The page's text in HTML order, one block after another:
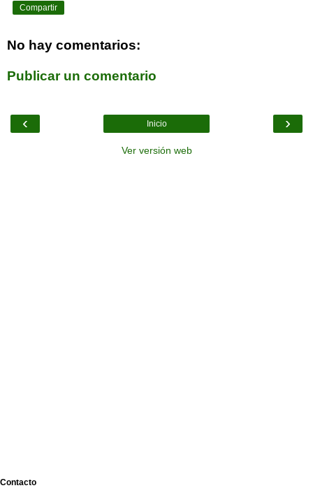
Compartir
No hay comentarios:
Publicar un comentario
‹ ›
Inicio
Ver versión web
Contacto